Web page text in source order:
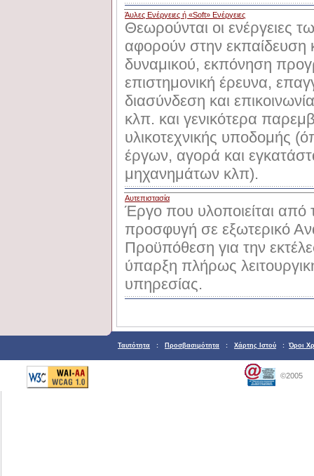
Άυλες Ενέργειες ή «Soft» Ενέργειες
Θεωρούνται οι ενέργειες
αφορούν στην εκπαίδευση
δυναμικού, εκπόνηση
επιστημονική έρευνα,
διασύνδεση και
κλπ. και γενικότερα
υλικοτεχνικής υποδομής
έργων, αγορά και
μηχανημάτων κλπ).
Αυτεπιστασία
Έργο που υλοποιείται από
προσφυγή σε εξωτερικό
Προϋπόθεση για την
ύπαρξη πλήρως
υπηρεσίας.
Ταυτότητα : Προσβασιμότητα : Χάρτης Ιστού : Όροι
©2005